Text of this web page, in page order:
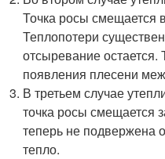
Точка росы смещается
Теплопотери
отсыревание остается.
появления плесени
В третьем случае
точка росы смещается
теперь не подвержена
тепло.